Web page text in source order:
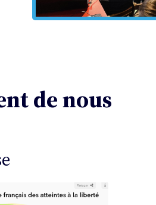
de nous